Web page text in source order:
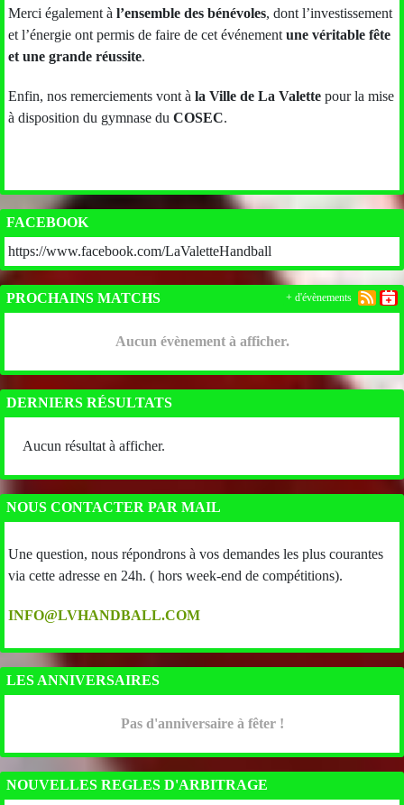
Merci également à l’ensemble des bénévoles, dont l’investissement
et l’énergie ont permis de faire de cet événement une véritable fête
et une grande réussite.
Enfin, nos remerciements vont à la Ville de La Valette pour la mise
à disposition du gymnase du COSEC.
FACEBOOK
https://www.facebook.com/LaValetteHandball
PROCHAINS MATCHS
Aucun évènement à afficher.
+ d'évènements
DERNIERS RÉSULTATS
Aucun résultat à afficher.
NOUS CONTACTER PAR MAIL
Une question, nous répondrons à vos demandes les plus courantes
via cette adresse en 24h. ( hors week-end de compétitions).
INFO@LVHANDBALL.COM
LES ANNIVERSAIRES
Pas d'anniversaire à fêter !
NOUVELLES REGLES D'ARBITRAGE